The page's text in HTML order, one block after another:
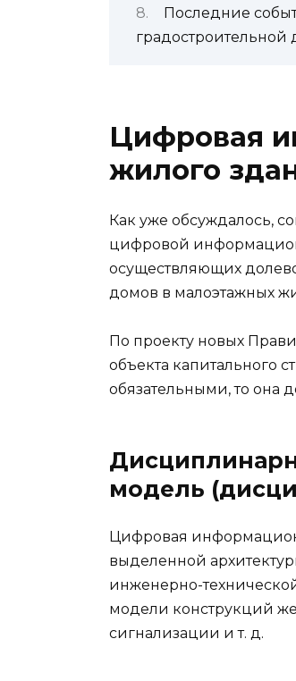
Последние
градостроительной
Цифровая
жилого
Как уже обсуждалось,
цифровой
осуществляющих
домов в малоэтажных
По проекту новых
объекта капитального
обязательными, то
модель
Цифровая
выделенной
инженерно-
модели конструкций
сигнализации и т. д.